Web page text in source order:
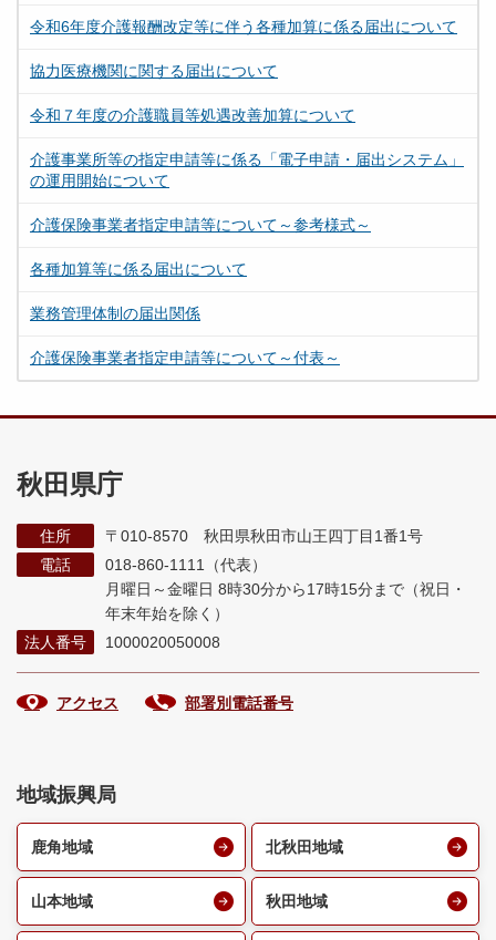
令和6年度介護報酬改定等に伴う各種加算に係る届出について
協力医療機関に関する届出について
令和７年度の介護職員等処遇改善加算について
介護事業所等の指定申請等に係る「電子申請・届出システム」
の運用開始について
介護保険事業者指定申請等について～参考様式～
各種加算等に係る届出について
業務管理体制の届出関係
介護保険事業者指定申請等について～付表～
秋田県庁
住所
〒010-8570 秋田県秋田市山王四丁目1番1号
電話
018-860-1111（代表）
月曜日～金曜日 8時30分から17時15分まで （祝日・
年末年始を除く）
法人番号
1000020050008
アクセス 部署別電話番号
地域振興局
鹿角地域 北秋田地域
山本地域 秋田地域